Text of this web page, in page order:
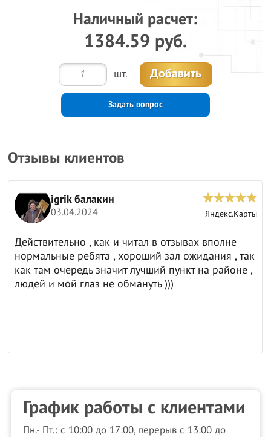
Наличный расчет:
1384.59 руб.
шт. Добавить
Задать вопрос
Отзывы клиентов
igrik балакин
03.04.2024 Яндекс.Карты
Действительно , как и читал в отзывах вполне
нормальные ребята , хороший зал ожидания , так
как там очередь значит лучший пункт на районе ,
людей и мой глаз не обмануть )))
График работы с клиентами
Пн.- Пт.: с 10:00 до 17:00, перерыв с 13:00 до